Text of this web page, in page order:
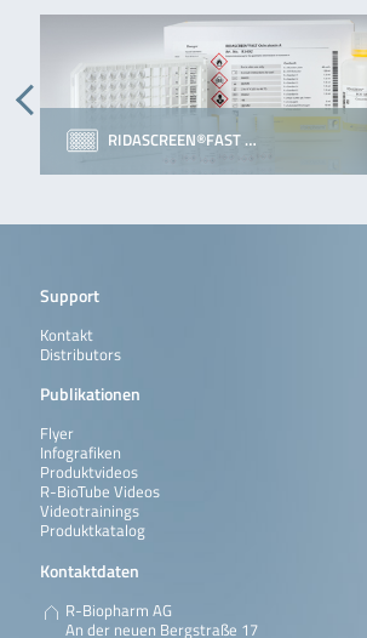
RIDASCREEN®FAST …
Support
Kontakt
Distributors
Publikationen
Flyer
Infografiken
Produktvideos
R-BioTube Videos
Videotrainings
Produktkatalog
Kontaktdaten
R-Biopharm AG
An der neuen Bergstraße 17